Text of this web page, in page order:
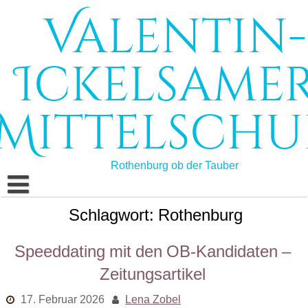
Valentin-
Rothenburg ob der Tauber
Schule
Schulleitung
Bildungsangebote
Schlagwort: Rothenburg
Speeddating mit den OB-Kandidaten –
Zeitungsartikel
17. Februar 2026
Lena Zobel